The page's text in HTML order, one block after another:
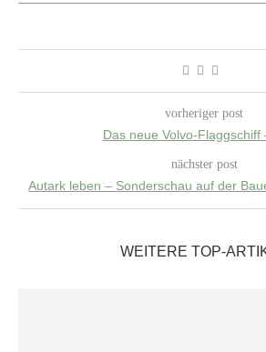
vorheriger post
Das neue Volvo-Flaggschiff
nächster post
Autark leben – Sonderschau auf der
WEITERE TOP-